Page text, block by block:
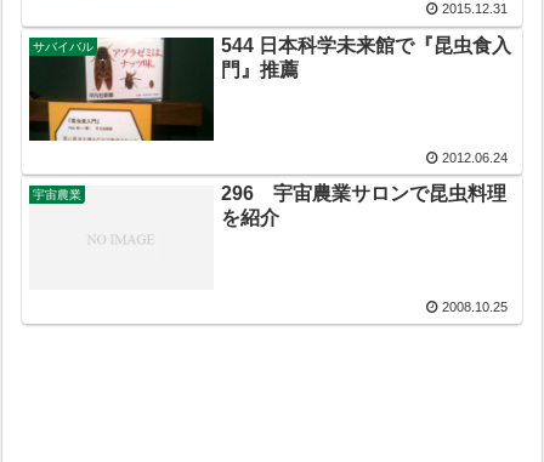
2015.12.31
サバイバル
544 日本科学未来館で『昆虫食入
門』推薦
2012.06.24
宇宙農業
296 宇宙農業サロンで昆虫料理
を紹介
2008.10.25